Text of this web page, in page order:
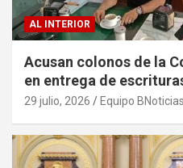
AL INTERIOR
Acusan colonos de la
en entrega de
29 julio, 2026 Equipo BNoticias